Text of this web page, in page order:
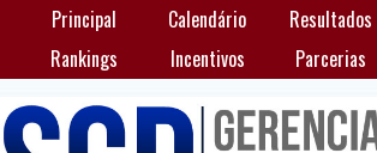
Principal Calendário Resultados
Rankings
Incentivos Parcerias